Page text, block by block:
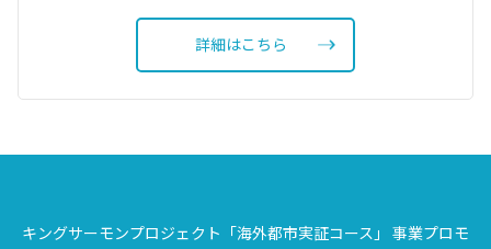
詳細はこちら
キングサーモンプロジェクト「海外都市実証コース」 事業プロモ